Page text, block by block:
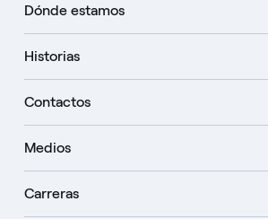
Dónde estamos
Historias
Contactos
Medios
Carreras